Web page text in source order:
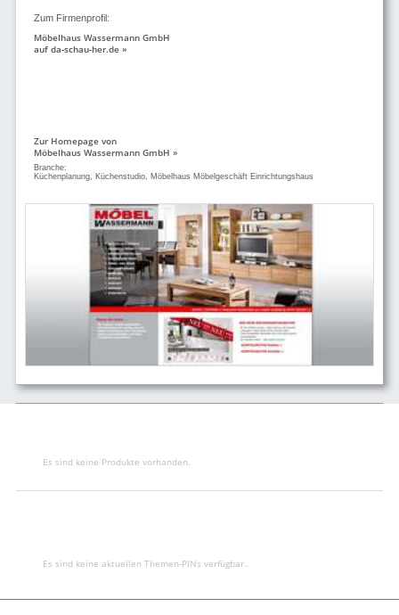
Zum Firmenprofil:
Möbelhaus Wassermann GmbH
auf da-schau-her.de »
Zur Homepage von
Möbelhaus Wassermann GmbH »
Branche:
Küchenplanung, Küchenstudio, Möbelhaus Möbelgeschäft Einrichtungshaus
Es sind keine Produkte vorhanden.
Es sind keine aktuellen Themen-PINs verfügbar..